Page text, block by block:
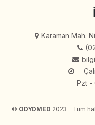
Karaman Mah.
Pzt -
© ODYOMED 2023 - Tüm